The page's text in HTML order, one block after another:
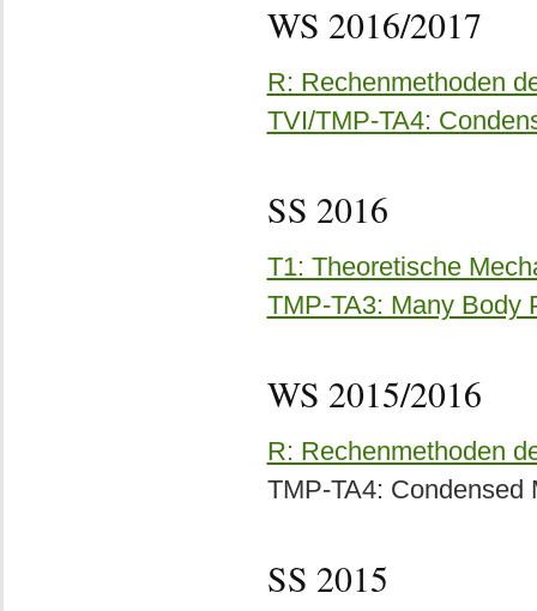
WS 2016/2017
R: Rechenmethoden
TVI/TMP-TA4:
SS 2016
T1: Theoretische
TMP-TA3: Many Body
WS 2015/2016
R: Rechenmethoden
TMP-TA4: Condensed
SS 2015